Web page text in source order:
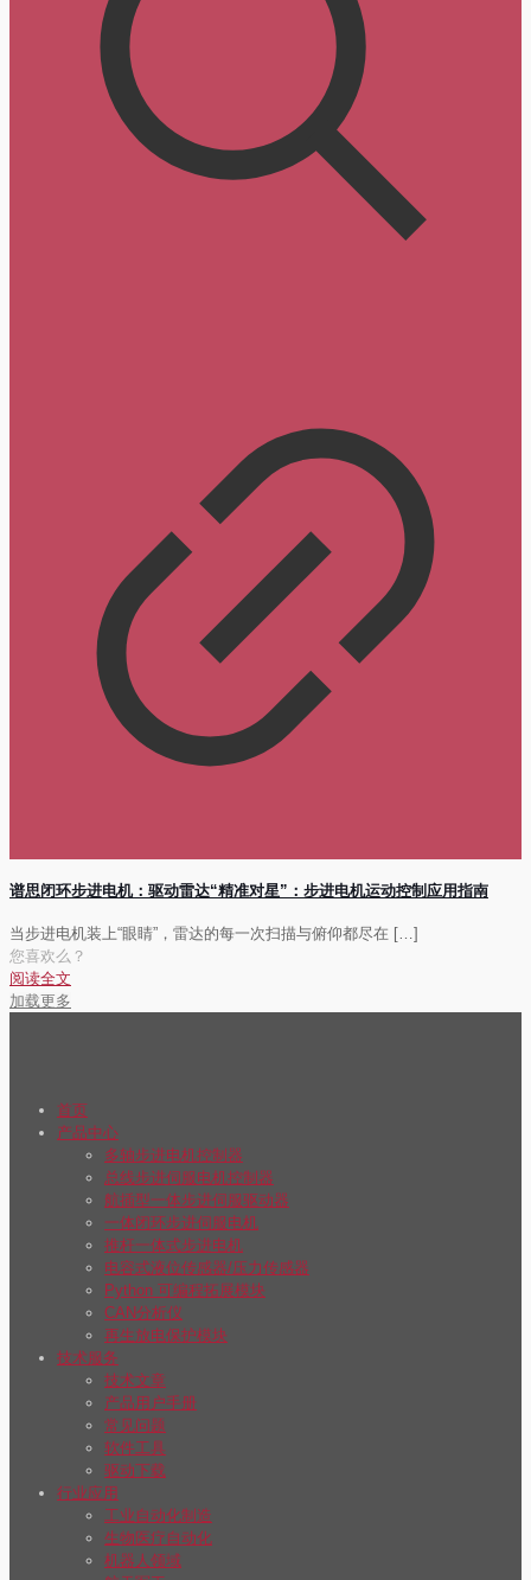
谱思闭环步进电机：驱动雷达“精准对星”：步进电机运动控制应用指南
当步进电机装上“眼睛”，雷达的每一次扫描与俯仰都尽在 […]
您喜欢么？
阅读全文
加载更多
首页
产品中心
多轴步进电机控制器
总线步进伺服电机控制器
航插型一体步进伺服驱动器
一体闭环步进伺服电机
推杆一体式步进电机
电容式液位传感器/压力传感器
Python 可编程拓展模块
CAN分析仪
再生放电保护模块
技术服务
技术文章
产品用户手册
常见问题
软件工具
驱动下载
行业应用
工业自动化制造
生物医疗自动化
机器人领域